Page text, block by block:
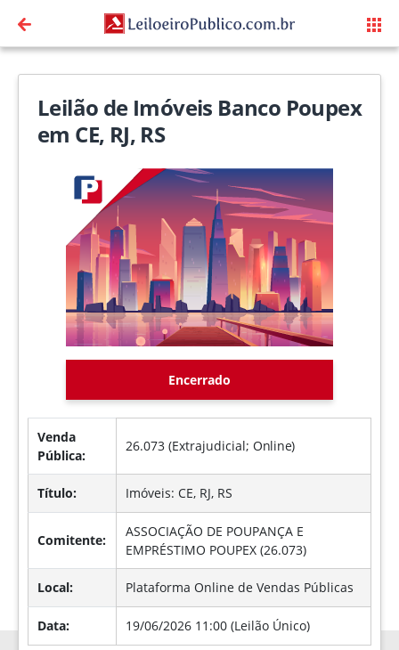
Leilão de Imóveis Banco Poupex
em CE, RJ, RS
Encerrado
Venda
Pública:
26.073 (Extrajudicial; Online)
Título: Imóveis: CE, RJ, RS
Comitente:
ASSOCIAÇÃO DE POUPANÇA E
EMPRÉSTIMO POUPEX (26.073)
Local: Plataforma Online de Vendas Públicas
Data: 19/06/2026 11:00 (Leilão Único)